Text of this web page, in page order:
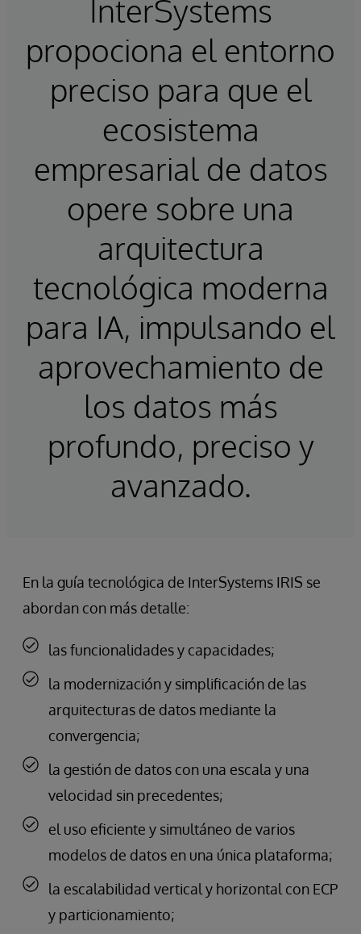
InterSystems
propociona el entorno
preciso para que el
ecosistema
empresarial de datos
opere sobre una
arquitectura
tecnológica moderna
para IA, impulsando el
aprovechamiento de
los datos más
profundo, preciso y
avanzado.
En la guía tecnológica de InterSystems IRIS se
abordan con más detalle:
las funcionalidades y capacidades;
la modernización y simplificación de las
arquitecturas de datos mediante la
convergencia;
la gestión de datos con una escala y una
velocidad sin precedentes;
el uso eficiente y simultáneo de varios
modelos de datos en una única plataforma;
la escalabilidad vertical y horizontal con ECP
y particionamiento;